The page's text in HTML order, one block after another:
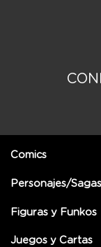
Comics
Personajes/Sagas
Figuras y Funkos
Juegos y Cartas